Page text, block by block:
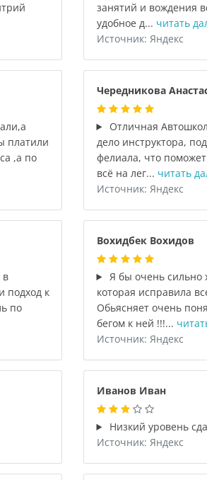
занятий и вождения
удобное д... читать
Источник: Яндекс
платили
,а по
Чередникова
Отличная
дело инструктора,
фелиала, что
всё на лег... читать
Источник: Яндекс
в
подход к
по
Вохидбек Вохидов
Я бы очень сильно
которая исправила
Обьясняет очень
бегом к ней !!!...
Источник: Яндекс
Иванов Иван
Низкий уровень
Источник: Яндекс